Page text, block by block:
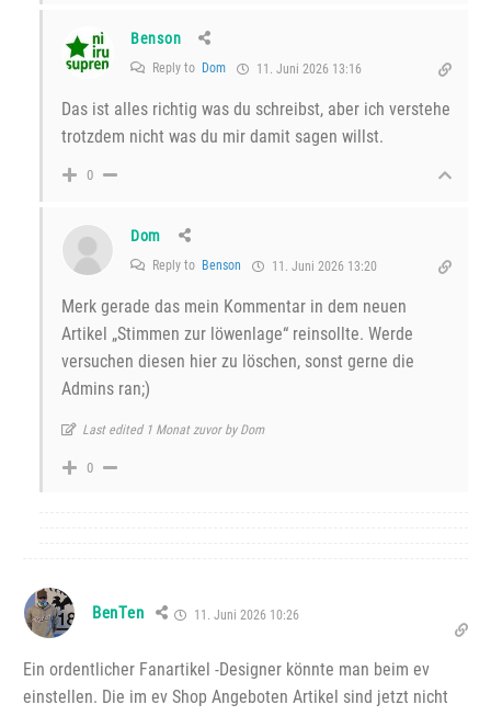
Benson
Reply to Dom 11. Juni 2026 13:16
Das ist alles richtig was du schreibst, aber ich verstehe
trotzdem nicht was du mir damit sagen willst.
0
Dom
Reply to Benson 11. Juni 2026 13:20
Merk gerade das mein Kommentar in dem neuen
Artikel „Stimmen zur löwenlage“ reinsollte. Werde
versuchen diesen hier zu löschen, sonst gerne die
Admins ran;)
Last edited 1 Monat zuvor by Dom
0
BenTen 11. Juni 2026 10:26
Ein ordentlicher Fanartikel -Designer könnte man beim ev
einstellen. Die im ev Shop Angeboten Artikel sind jetzt nicht